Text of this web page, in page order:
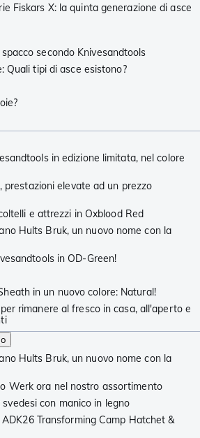
Fiskars X: la quinta generazione di asce
secondo Knivesandtools
Quali tipi di asce esistono?
in edizione limitata, nel colore
prestazioni elevate ad un prezzo
e attrezzi in Oxblood Red
Hults Bruk, un nuovo nome con la
in OD-Green!
in un nuovo colore: Natural!
rimanere al fresco in casa, all'aperto e
Hults Bruk, un nuovo nome con la
Werk ora nel nostro assortimento
con manico in legno
Transforming Camp Hatchet &